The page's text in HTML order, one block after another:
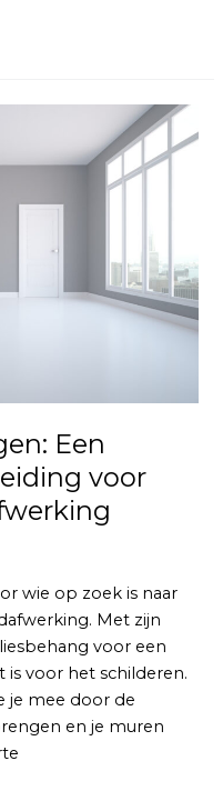
Een
voor
wie op zoek is naar
Met zijn
voor een
voor het schilderen.
je mee door de
en je muren